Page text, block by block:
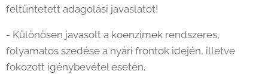
feltüntetett adagolási javaslatot!
- Különösen javasolt a koenzimek rendszeres,
folyamatos szedése a nyári frontok idején, illetve
fokozott igénybevétel esetén.